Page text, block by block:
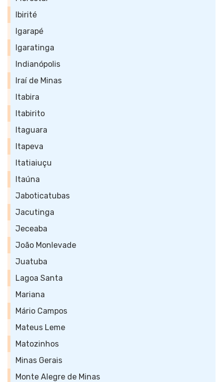
Ibirité
Igarapé
Igaratinga
Indianópolis
Iraí de Minas
Itabira
Itabirito
Itaguara
Itapeva
Itatiaiuçu
Itaúna
Jaboticatubas
Jacutinga
Jeceaba
João Monlevade
Juatuba
Lagoa Santa
Mariana
Mário Campos
Mateus Leme
Matozinhos
Minas Gerais
Monte Alegre de Minas